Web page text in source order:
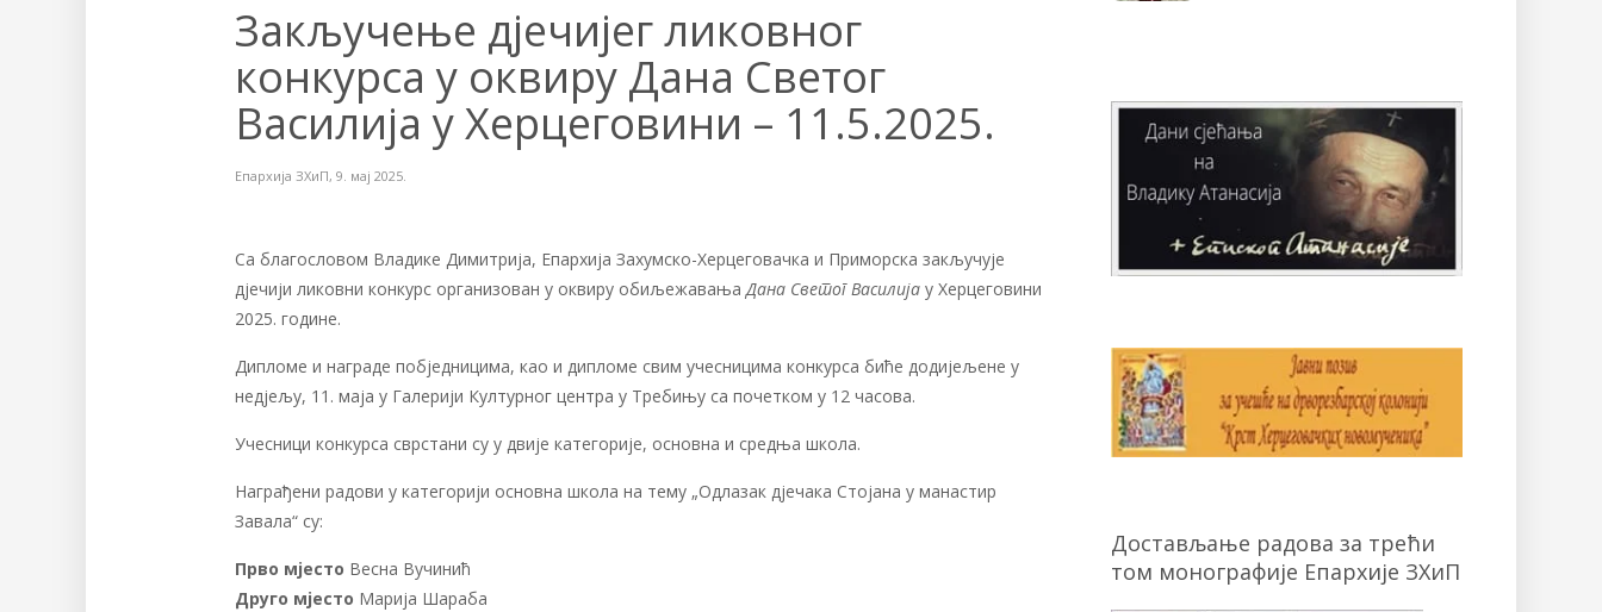
Закључење дjечијег ликовног
конкурса у оквиру Дана Светог
Василија у Херцеговини – 11.5.2025.
Епархија ЗХиП, 9. мај 2025.
Са благословом Владике Димитрија, Епархија Захумско-Херцеговачка и Приморска закључује
дјечији ликовни конкурс организован у оквиру обиљежавањаДана Светог Василија у Херцеговини
2025. године.
Дипломе и награде побједницима, као и дипломе свим учесницима конкурса биће додијељене у
недјељу, 11. маја у Галерији Културног центра у Требињу са почетком у 12 часова.
Учесници конкурса сврстани су у двије категорије, основна и средња школа.
Награђени радови у категорији основна школа на тему „Одлазак дјечака Стојана у манастир
Завала“ су:
Прво мјесто Весна Вучинић
Друго мјесто Марија Шараба
Достављање радова за трећи
том монографије Епархије ЗХиП